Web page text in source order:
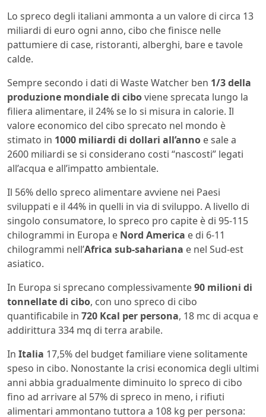
Lo spreco degli italiani ammonta a un valore di circa 13
miliardi di euro ogni anno, cibo che finisce nelle
pattumiere di case, ristoranti, alberghi, bare e tavole
calde.
Sempre secondo i dati di Waste Watcher ben 1/3 della
produzione mondiale di ciboviene sprecata lungo la
filiera alimentare, il 24% se lo si misura in calorie. Il
valore economico del cibo sprecato nel mondo è
stimato in 1000 miliardi di dollari all’anno e sale a
2600 miliardi se si considerano costi “nascosti” legati
all’acqua e all’impatto ambientale.
Il 56% dello spreco alimentare avviene nei Paesi
sviluppati e il 44% in quelli in via di sviluppo. A livello di
singolo consumatore, lo spreco pro capite è di 95-115
chilogrammi in Europa e Nord America e di 6-11
chilogrammi nell’Africa sub-sahariana e nel Sud-est
asiatico.
In Europa si sprecano complessivamente90 milioni di
tonnellate di cibo, con uno spreco di cibo
quantificabile in 720 Kcal per persona, 18 mc di acqua e
addirittura 334 mq di terra arabile.
In Italia 17,5% del budget familiare viene solitamente
speso in cibo. Nonostante la crisi economica degli ultimi
anni abbia gradualmente diminuito lo spreco di cibo
fino ad arrivare al 57% di spreco in meno, i rifiuti
alimentari ammontano tuttora a 108 kg per persona: